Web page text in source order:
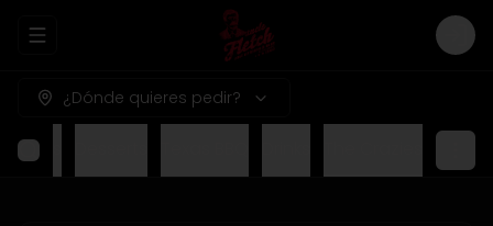
Abrir menu de navegación
¿Dónde quieres pedir?
Kids